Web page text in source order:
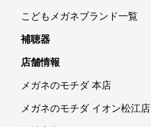
こどもメガネブランド一覧
補聴器
店舗情報
メガネのモチダ 本店
メガネのモチダ イオン松江店